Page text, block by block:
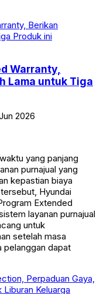
Warranty,
Lama untuk Tiga
2026
yang panjang
purnajual yang
kepastian biaya
Hyundai
Extended
layanan purnajual
untuk
setelah masa
pelanggan dapat